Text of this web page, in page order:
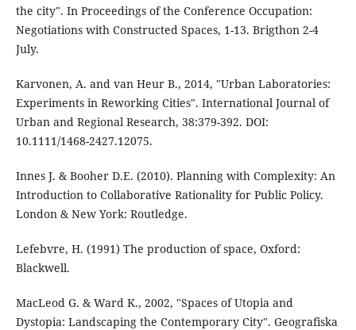
the city". In Proceedings of the Conference Occupation:
Negotiations with Constructed Spaces, 1-13. Brigthon 2-4
July.
Karvonen, A. and van Heur B., 2014, "Urban Laboratories:
Experiments in Reworking Cities". International Journal of
Urban and Regional Research, 38:379-392. DOI:
10.1111/1468-2427.12075.
Innes J. & Booher D.E. (2010). Planning with Complexity: An
Introduction to Collaborative Rationality for Public Policy.
London & New York: Routledge.
Lefebvre, H. (1991) The production of space, Oxford:
Blackwell.
MacLeod G. & Ward K., 2002, "Spaces of Utopia and
Dystopia: Landscaping the Contemporary City". Geografiska